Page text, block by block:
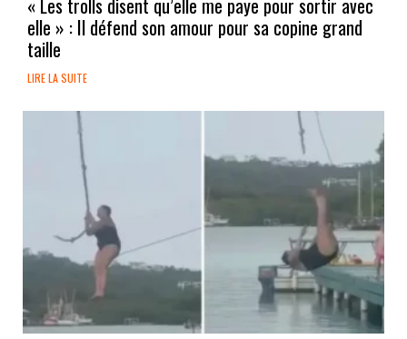
elle » : Il défend son amour pour sa copine grand
taille
LIRE LA SUITE